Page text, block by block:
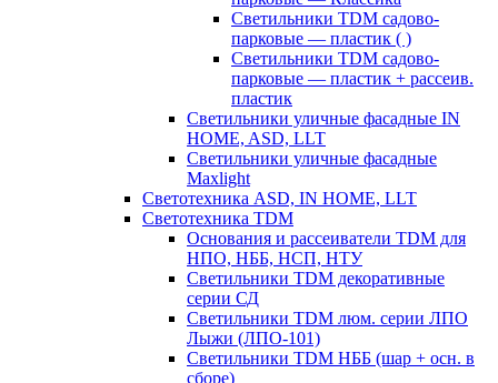
Светильники TDM садово-
парковые — пластик ( )
Светильники TDM садово-
парковые — пластик + рассеив.
пластик
Светильники уличные фасадные IN
HOME, ASD, LLT
Светильники уличные фасадные
Maxlight
Светотехника ASD, IN HOME, LLT
Светотехника TDM
Основания и рассеиватели TDM для
НПО, НББ, НСП, НТУ
Светильники TDM декоративные
серии СД
Светильники TDM люм. серии ЛПО
Лыжи (ЛПО-101)
Светильники TDM НББ (шар + осн. в
сборе)